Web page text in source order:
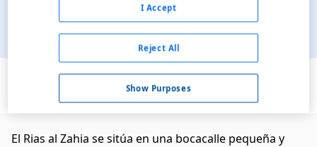
Ver en el mapa
El Rias al Zahia se sitúa en una bocacalle pequeña y
Show Purposes
Reject All
I Accept